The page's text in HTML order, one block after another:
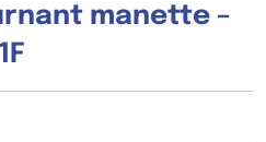
manette –